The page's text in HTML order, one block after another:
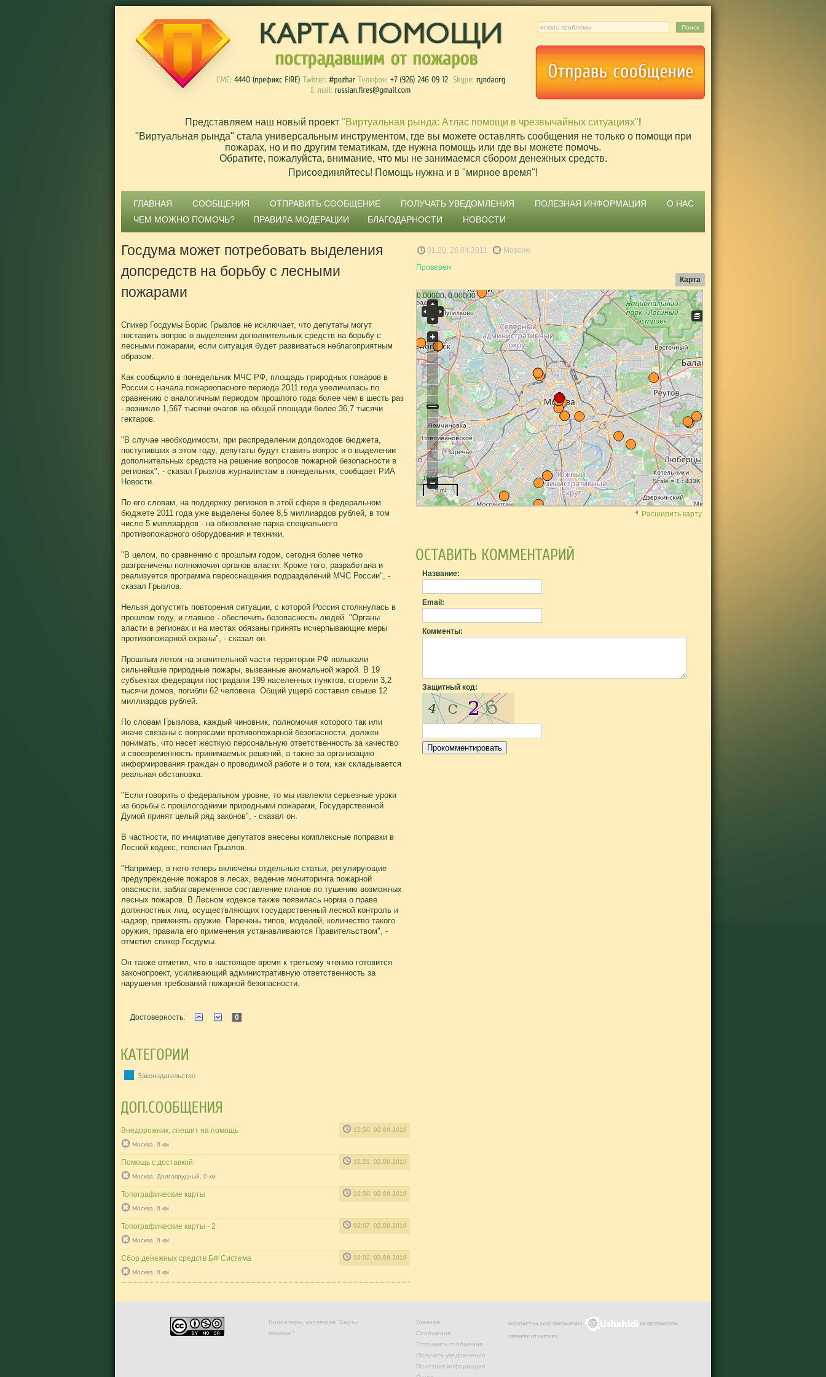
Представляем наш новый проект "Виртуальная рында: Атлас помощи в чрезвычайных ситуациях"!
"Виртуальная рында" стала универсальным инструментом, где вы можете оставлять сообщения не только о помощи при
пожарах, но и по другим тематикам, где нужна помощь или где вы можете помочь.
Обратите, пожалуйста, внимание, что мы не занимаемся сбором денежных средств.
Присоединяйтесь! Помощь нужна и в "мирное время"!
ГЛАВНАЯ СООБЩЕНИЯ ОТПРАВИТЬ СООБЩЕНИЕ ПОЛУЧАТЬ УВЕДОМЛЕНИЯ ПОЛЕЗНАЯ ИНФОРМАЦИЯ
О НАС
ЧЕМ МОЖНО ПОМОЧЬ?
ПРАВИЛА МОДЕРАЦИИ БЛАГОДАРНОСТИ НОВОСТИ
Госдума может потребовать выделения
допсредств на борьбу с лесными
пожарами
Спикер Госдумы Борис Грызлов не исключает, что депутаты могут
поставить вопрос о выделении дополнительных средств на борьбу с
лесными пожарами, если ситуация будет развиваться неблагоприятным
образом.
Как сообщило в понедельник МЧС РФ, площадь природных пожаров в
России с начала пожароопасного периода 2011 года увеличилась по
сравнению с аналогичным периодом прошлого года более чем в шесть раз
- возникло 1,567 тысячи очагов на общей площади более 36,7 тысячи
гектаров.
"В случае необходимости, при распределении допдоходов бюджета,
поступивших в этом году, депутаты будут ставить вопрос и о выделении
дополнительных средств на решение вопросов пожарной безопасности в
регионах", - сказал Грызлов журналистам в понедельник, сообщает РИА
Новости.
По его словам, на поддержку регионов в этой сфере в федеральном
бюджете 2011 года уже выделены более 8,5 миллиардов рублей, в том
числе 5 миллиардов - на обновление парка специального
противопожарного оборудования и техники.
"В целом, по сравнению с прошлым годом, сегодня более четко
разграничены полномочия органов власти. Кроме того, разработана и
реализуется программа переоснащения подразделений МЧС России", -
сказал Грызлов.
Нельзя допустить повторения ситуации, с которой Россия столкнулась в
прошлом году, и главное - обеспечить безопасность людей. "Органы
власти в регионах и на местах обязаны принять исчерпывающие меры
противопожарной охраны", - сказал он.
Прошлым летом на значительной части территории РФ полыхали
сильнейшие природные пожары, вызванные аномальной жарой. В 19
субъектах федерации пострадали 199 населенных пунктов, сгорели 3,2
тысячи домов, погибли 62 человека. Общий ущерб составил свыше 12
миллиардов рублей.
По словам Грызлова, каждый чиновник, полномочия которого так или
иначе связаны с вопросами противопожарной безопасности, должен
понимать, что несет жесткую персональную ответственность за качество
и своевременность принимаемых решений, а также за организацию
информирования граждан о проводимой работе и о том, как складывается
реальная обстановка.
"Если говорить о федеральном уровне, то мы извлекли серьезные уроки
из борьбы с прошлогодними природными пожарами, Государственной
Думой принят целый ряд законов", - сказал он.
В частности, по инициативе депутатов внесены комплексные поправки в
Лесной кодекс, пояснил Грызлов.
"Например, в него теперь включены отдельные статьи, регулирующие
предупреждение пожаров в лесах, ведение мониторинга пожарной
опасности, заблаговременное составление планов по тушению возможных
лесных пожаров. В Лесном кодексе также появилась норма о праве
должностных лиц, осуществляющих государственный лесной контроль и
надзор, применять оружие. Перечень типов, моделей, количество такого
оружия, правила его применения устанавливаются Правительством", -
отметил спикер Госдумы.
Он также отметил, что в настоящее время к третьему чтению готовится
законопроект, усиливающий административную ответственность за
нарушения требований пожарной безопасности.
Достоверность: 0
Законодательство
Внедорожник, спешит на помощь 15:56, 02.08.2010
Москва, 0 км
Помощь с доставкой 16:21, 02.08.2010
Москва, Долгопрудный, 0 км
Топографические карты 16:50, 02.08.2010
Москва, 0 км
Топографические карты - 2 02:07, 02.08.2010
Москва, 0 км
Сбор денежных средств БФ Система 16:02, 03.08.2010
Москва, 0 км
01:20, 26.04.2011
Moscow
Проверен
Карта
0.00000, 0.00000
Scale = 1 : 433K
10 km
5 mi
Расширить карту
Название:
Email:
Комменты:
Защитный код:
Волонтеры, коллектив "Карты
помощи"
Главная
Сообщения
Отправить сообщение
Получать уведомления
Полезная информация
РАБОТАЕТ НА БАЗЕ ПЛАТФОРМЫ НА БЕСПЛАТНОМ
СЕРВЕРЕ ОТ FASTVPS